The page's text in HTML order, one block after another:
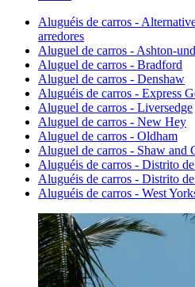
Aluguéis de carros -
arredores
Aluguel de carros - Ashton-
Aluguel de carros - Bradford
Aluguel de carros - Denshaw
Aluguéis de carros - Express
Aluguel de carros - Liversedge
Aluguel de carros - New Hey
Aluguel de carros - Oldham
Aluguel de carros - Shaw and
Aluguéis de carros - Distrito
Aluguéis de carros - Distrito
Aluguéis de carros - West